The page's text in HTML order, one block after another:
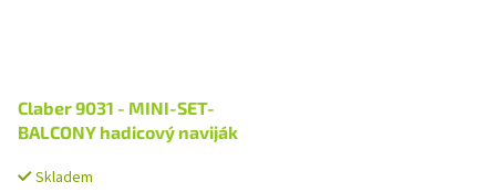
Claber 9031 - MINI-SET-
BALCONY hadicový naviják
Skladem